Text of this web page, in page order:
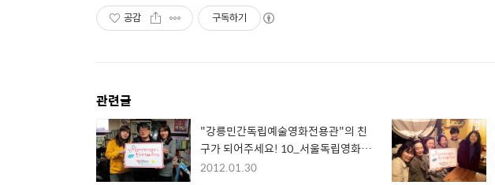
공감 구독하기
관련글
"강릉민간독립예술영화전용관"의 친
구가 되어주세요! 10_서울독립영화제
사무국
2012.01.30